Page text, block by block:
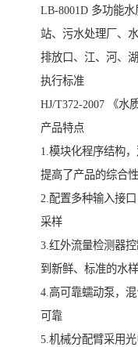
LB-8001D 多功能
站、污水处理厂、
排放口、江、河、
执行标准
HJ/T372-2007 《水
产品特点
1.模块化程序结构
提高了产品的综合
2.配置多种输入接
采样
3.红外流量检测器
到新鲜、标准的水样
4.高可靠蠕动泵，
可靠
5.机械分配臂采用